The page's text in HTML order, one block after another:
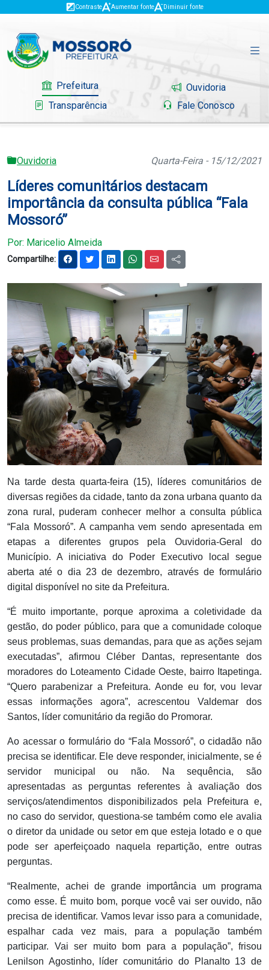
Contraste Aumentar fonte Diminuir fonte
Prefeitura
Ouvidoria
Transparência
Fale Conosco
Governo
Mossoró
Serviços
Portal do Contribuinte
Notícias
Carta de Serviço
PESQUISAR
Ouvidoria Quarta-Feira - 15/12/2021
Líderes comunitários destacam
importância da consulta pública “Fala
Mossoró”
Por: Maricelio Almeida
Compartilhe:
Na tarde desta quarta-feira (15), líderes comunitários de
diversas regiões da cidade, tanto da zona urbana quanto da
zona rural, puderam conhecer melhor a consulta pública
“Fala Mossoró”. A campanha vem sendo apresentada em
etapas a diferentes grupos pela Ouvidoria-Geral do
Município. A iniciativa do Poder Executivo local segue
aberta até o dia 23 de dezembro, através de formulário
digital disponível no site da Prefeitura.
“É muito importante, porque aproxima a coletividade da
gestão, do poder público, para que a comunidade coloque
seus problemas, suas demandas, para que as ações sejam
executadas”, afirmou Cléber Dantas, representante dos
moradores do Loteamento Cidade Oeste, bairro Itapetinga.
“Quero parabenizar a Prefeitura. Aonde eu for, vou levar
essas informações agora”, acrescentou Valdemar dos
Santos, líder comunitário da região do Promorar.
Ao acessar o formulário do “Fala Mossoró”, o cidadão não
precisa se identificar. Ele deve responder, inicialmente, se é
servidor municipal ou não. Na sequência, são
apresentadas as perguntas referentes à avaliação dos
serviços/atendimentos disponibilizados pela Prefeitura e,
no caso do servidor, questiona-se também como ele avalia
o diretor da unidade ou setor em que esteja lotado e o que
pode ser aperfeiçoado naquela repartição, entre outras
perguntas.
“Realmente, achei de grande importância um programa
como esse. É muito bom, porque você vai ser ouvido, não
precisa de identificar. Vamos levar isso para a comunidade,
espalhar cada vez mais, para a população também
participar. Vai ser muito bom para a população”, frisou
Lenilson Agostinho, líder comunitário do Planalto 13 de